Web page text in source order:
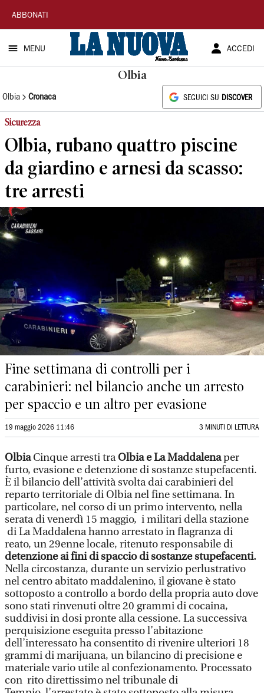
La
Nuova
Sardegna
ABBONATI
MENU ACCEDI
Olbia
Olbia Cronaca SEGUICI SU DISCOVER
Sicurezza
Olbia, rubano quattro piscine
da giardino e arnesi da scasso:
tre arresti
Fine settimana di controlli per i
carabinieri: nel bilancio anche un arresto
per spaccio e un altro per evasione
19 maggio 2026 11:46 3 MINUTI DI LETTURA
OlbiaCinque arresti traOlbia e La Maddalenaper
furto, evasione e detenzione di sostanze stupefacenti.
È il bilancio dell’attività svolta dai carabinieri del
reparto territoriale di Olbia nel fine settimana. In
particolare, nel corso di un primo intervento, nella
serata di venerdì 15 maggio, i militari della stazione
di La Maddalena hanno arrestato in flagranza di
reato, un 29enne locale, ritenuto responsabile di
detenzione ai fini di spaccio di sostanze stupefacenti.
Nella circostanza, durante un servizio perlustrativo
nel centro abitato maddalenino, il giovane è stato
sottoposto a controllo a bordo della propria auto dove
sono stati rinvenuti oltre 20 grammi di cocaina,
suddivisi in dosi pronte alla cessione. La successiva
perquisizione eseguita presso l’abitazione
dell’interessato ha consentito di rivenire ulteriori 18
grammi di marijuana, un bilancino di precisione e
materiale vario utile al confezionamento. Processato
con rito direttissimo nel tribunale di